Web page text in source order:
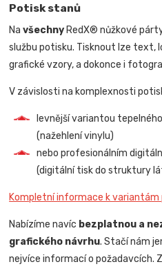
Potisk stanů
Navšechny RedX® nůžkové
službu potisku. Tisknout lze text,
grafické vzory, a dokonce i
V závislosti na komplexnosti
levnější variantou
(nažehlení vinylu)
nebo profesionálním
(digitální tisk do struktury
Kompletní informace k variantám
Nabízíme navíc bezplatnou a
grafického návrhu. Stačí nám
nejvíce informací o požadavcích.